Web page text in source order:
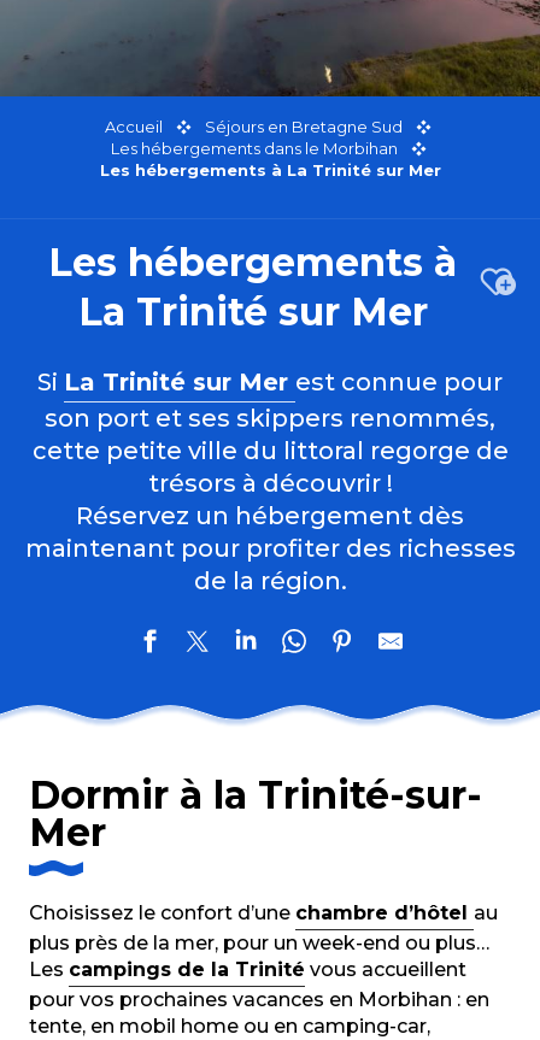
Accueil
Séjours en Bretagne Sud
Les hébergements dans le Morbihan
Les hébergements à La Trinité sur Mer
Les hébergements à
La Trinité sur Mer
Si La Trinité sur Mer est connue pour
son port et ses skippers renommés,
cette petite ville du littoral regorge de
trésors à découvrir !
Réservez un hébergement dès
maintenant pour profiter des richesses
de la région.
Dormir à la Trinité-sur-
Mer
Choisissez le confort d’une chambre d’hôtel au
plus près de la mer, pour un week-end ou plus…
Les campings de la Trinité vous accueillent
pour vos prochaines vacances en Morbihan : en
tente, en mobil home ou en camping-car,